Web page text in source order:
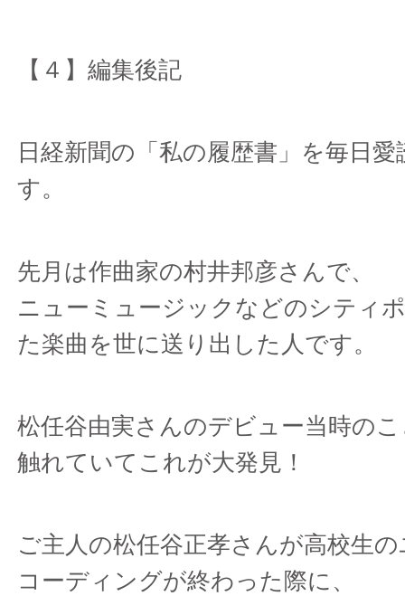
【４】編集後記
日経新聞の「私の履歴書」を毎日
す。
先月は作曲家の村井邦彦さんで、
ニューミュージックなどのシティ
た楽曲を世に送り出した人です。
松任谷由実さんのデビュー当時の
触れていてこれが大発見！
ご主人の松任谷正孝さんが高校生
コーディングが終わった際に、